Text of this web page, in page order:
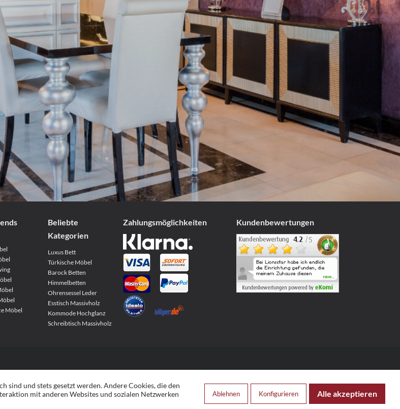
Möbel
Beliebte
Kategorien
Luxus Bett
Türkische Möbel
Barock Betten
Himmelbetten
Ohrensessel Leder
Esstisch Massivholz
Kommode Hochglanz
Schreibtisch Massivholz
Zahlungs­möglichkeiten Kundenbewertungen
und stets gesetzt werden. Andere Cookies, die den
mit anderen Websites und sozialen Netzwerken
Ablehnen Alle akzeptieren
Konfigurieren